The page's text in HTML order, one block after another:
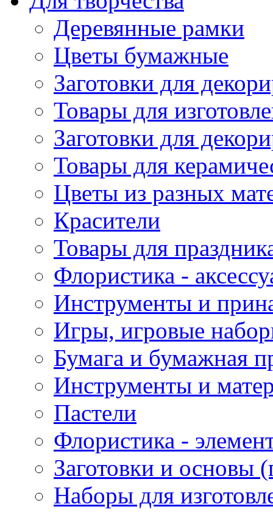
Деревянные рамки
Цветы бумажные
Заготовки для
Товары для
Заготовки для
Товары для
Цветы из разных
Красители
Товары для
Флористика -
Инструменты и
Игры, игровые
Бумага и бумажная
Инструменты и
Пастели
Флористика -
Заготовки и основы
Наборы для